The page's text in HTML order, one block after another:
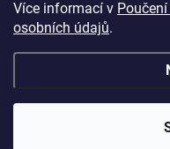
Více informací v
osobních údajů.
Mamazone |
Copyright 2026Winkiki.